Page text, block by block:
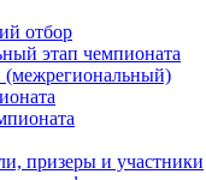
отбор
этап чемпионата
призеры и участники